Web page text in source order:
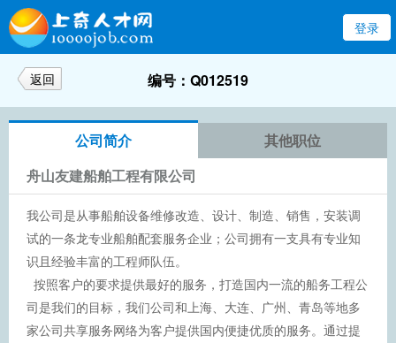
登录
返回 编号：Q012519
公司简介
其他职位
舟山友建船舶工程有限公司
我公司是从事船舶设备维修改造、设计、制造、销售，安装调
试的一条龙专业船舶配套服务企业；公司拥有一支具有专业知
识且经验丰富的工程师队伍。
按照客户的要求提供最好的服务，打造国内一流的船务工程公
司是我们的目标，我们公司和上海、大连、广州、青岛等地多
家公司共享服务网络为客户提供国内便捷优质的服务。通过提